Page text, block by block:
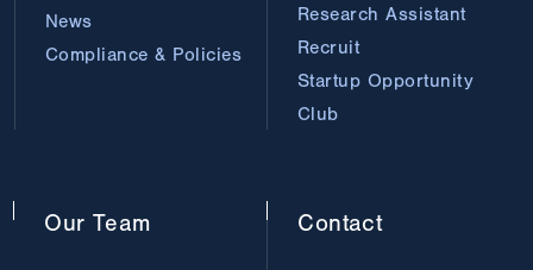
Our Team
News
Compliance & Policies
Research Assistant
Recruit
Startup Opportunity
Club
Contact